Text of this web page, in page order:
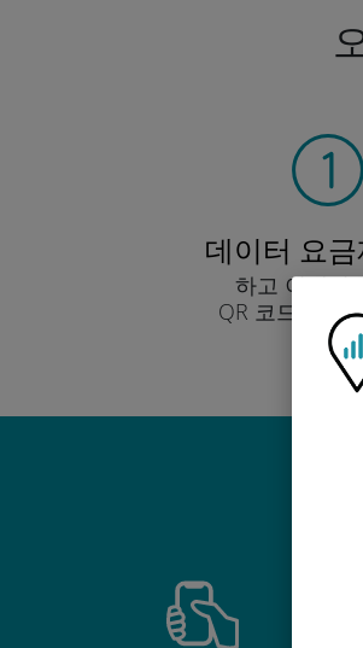
데이터 요
하고 이메일
QR 코드로 받
빨리!